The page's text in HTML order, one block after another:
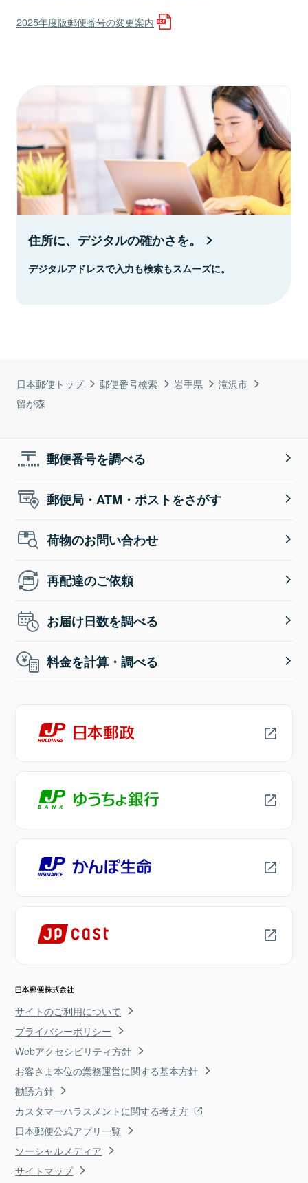
日本郵便トップ 郵便番号検索 岩手県
滝沢市
留が森
2025年度版郵便番号の変更案内
住所に、デジタルの確かさを。
デジタルアドレスで入力も検索もスムーズに。
郵便番号を調べる
郵便局・ATM・ポストをさがす
荷物のお問い合わせ
再配達のご依頼
お届け日数を調べる
料金を計算・調べる
サイトのご利用について
プライバシーポリシー
Webアクセシビリティ方針
お客さま本位の業務運営に関する基本方針
勧誘方針
カスタマーハラスメントに関する考え方
日本郵便公式アプリ一覧
ソーシャルメディア
サイトマップ